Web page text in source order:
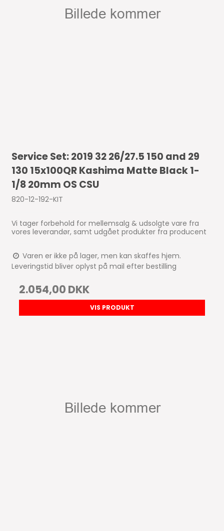
Service Set: 2019 32 26/27.5 150 and 29
130 15x100QR Kashima Matte Black 1-
1/8 20mm OS CSU
820-12-192-KIT
Vi tager forbehold for mellemsalg & udsolgte vare fra
vores leverandør, samt udgået produkter fra producent
Varen er ikke på lager, men kan skaffes hjem.
Leveringstid bliver oplyst på mail efter bestilling
2.054,00 DKK
VIS PRODUKT